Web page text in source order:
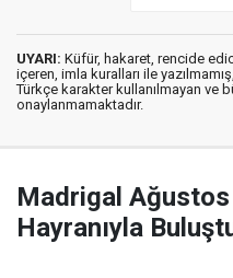
UYARI: Küfür, hakaret, rencide
içeren, imla kuralları ile yazılmamış,
Türkçe karakter kullanılmayan ve
onaylanmamaktadır.
Madrigal Ağustos
Hayranıyla